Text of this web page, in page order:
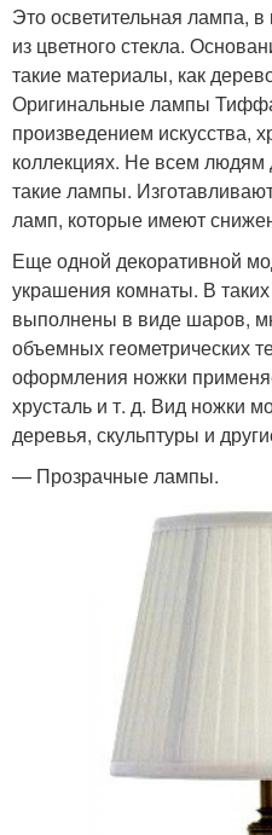
Это осветительная лампа,
из цветного стекла.
такие материалы, как
Оригинальные лампы
произведением искусства,
коллекциях. Не всем людям
такие лампы.
ламп, которые имеют
Еще одной декоративной
украшения комнаты. В
выполнены в виде шаров,
объемных геометрических
оформления ножки
хрусталь и т. д. Вид ножки
деревья, скульптуры и
— Прозрачные лампы.